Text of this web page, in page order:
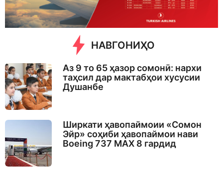
o
НАВГОНИҲО
Аз 9 то 65 ҳазор сомонӣ: нархи
таҳсил дар мактабҳои хусусии
Душанбе
Ширкати ҳавопаймоии «Сомон
Эйр» соҳиби ҳавопаймои нави
Boeing 737 MAX 8 гардид